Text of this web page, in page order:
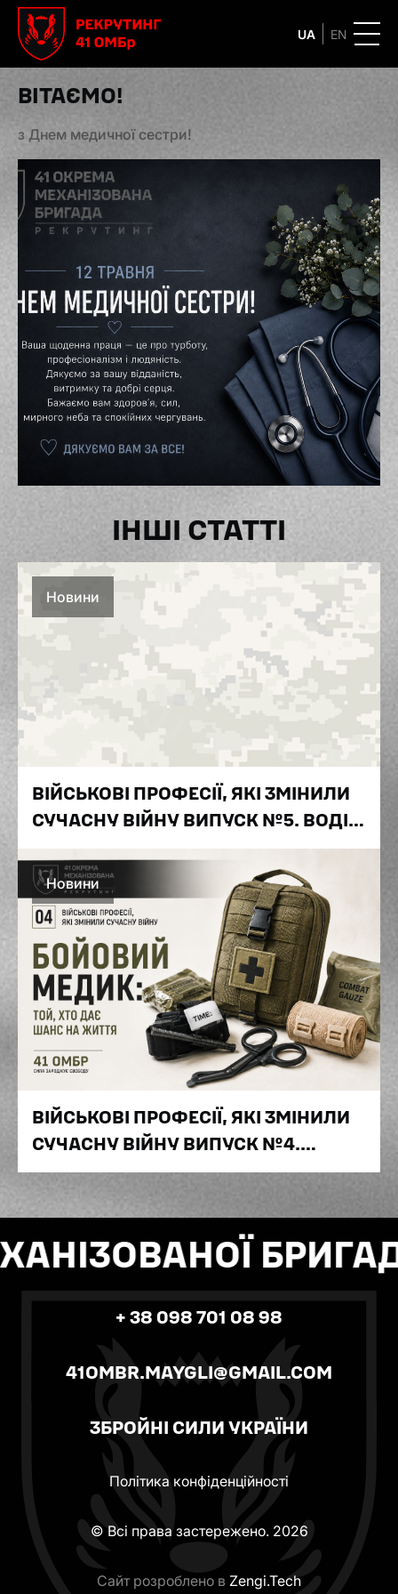
UA EN
ВІТАЄМО!
з Днем медичної сестри!
ІНШІ СТАТТІ
Новини
ВІЙСЬКОВІ ПРОФЕСІЇ, ЯКІ ЗМІНИЛИ
СУЧАСНУ ВІЙНУ ВИПУСК №5. ВОДІЙ
ТА МЕХАНІК ВІЙСЬКОВОЇ ТЕХНІКИ:
ЛЮДИ, ЯКІ НЕ ДАЮТЬ ТЕХНІЦІ
ЗУПИНИТИСЯ
Новини
ВІЙСЬКОВІ ПРОФЕСІЇ, ЯКІ ЗМІНИЛИ
СУЧАСНУ ВІЙНУ ВИПУСК №4.
БОЙОВИЙ МЕДИК: ТОЙ, ХТО ДАЄ
ШАНС НА ЖИТТЯ
БРИГАДИ
+ 38 098 701 08 98
41OMBR.MAYGLI@GMAIL.COM
ЗБРОЙНІ СИЛИ УКРАЇНИ
Політика конфіденційності
© Всі права застережено. 2026
Сайт розроблено в Zengi.Tech